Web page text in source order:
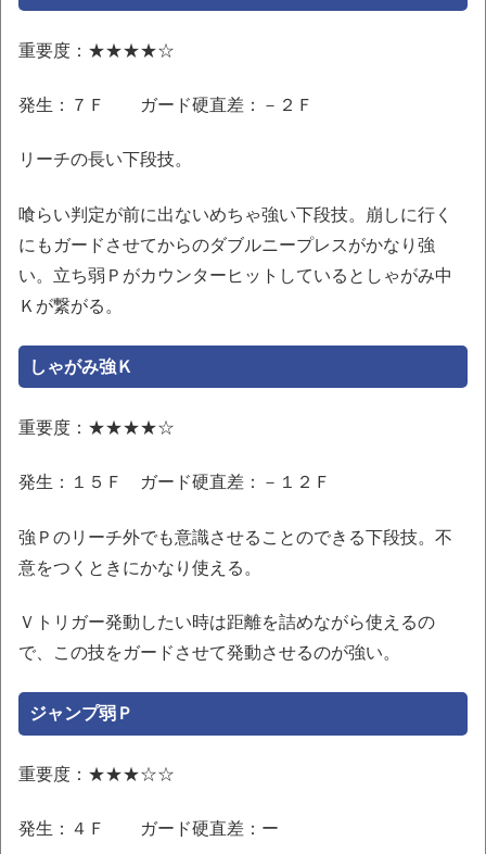
重要度：★★★★☆
発生：７Ｆ ガード硬直差：－２Ｆ
リーチの長い下段技。
喰らい判定が前に出ないめちゃ強い下段技。崩しに行く
にもガードさせてからのダブルニープレスがかなり強
い。立ち弱Ｐがカウンターヒットしているとしゃがみ中
Ｋが繋がる。
しゃがみ強Ｋ
重要度：★★★★☆
発生：１５Ｆ ガード硬直差：－１２Ｆ
強Ｐのリーチ外でも意識させることのできる下段技。不
意をつくときにかなり使える。
Ｖトリガー発動したい時は距離を詰めながら使えるの
で、この技をガードさせて発動させるのが強い。
ジャンプ弱Ｐ
重要度：★★★☆☆
発生：４Ｆ ガード硬直差：ー